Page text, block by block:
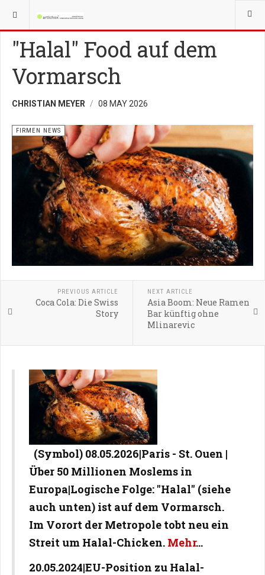
YOU ARE HERE:
"Halal" Food auf dem
Vormarsch
CHRISTIAN MEYER 08 MAY 2026
FIRMEN NEWS
PREVIOUS ARTICLE
Coca Cola: Die Swiss
Story
NEXT ARTICLE
Asia Boom: Neue Ramen
Bar künftig ohne
Mlinarevic
(Symbol) 08.05.2026|Paris - St. Ouen |
Über 50 Millionen Moslems in
Europa|Logische Folge: "Halal" (siehe
auch unten) ist auf dem Vormarsch.
Im Vorort der Metropole tobt neu ein
Streit um Halal-Chicken. Mehr...
20.05.2024|EU-Position zu Halal-